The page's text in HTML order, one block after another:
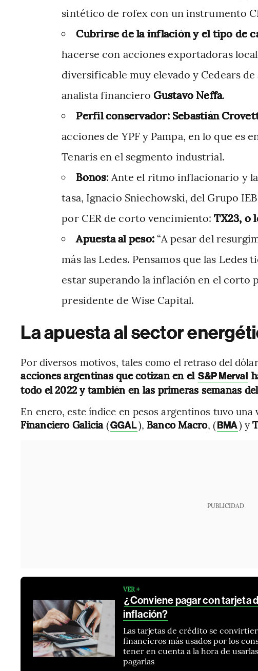
sintético de rofex con un instrumento
Cubrirse de la inflación y el tipo de
hacerse con acciones exportadoras
diversificable muy elevado y Cedears
analista financiero Gustavo Neffa.
Perfil conservador: Sebastián
acciones de YPF y Pampa, en lo que es
Tenaris en el segmento industrial.
Bonos: Ante el ritmo inflacionario y
tasa, Ignacio Sniechowski, del Grupo
por CER de corto vencimiento: TX23, o
Apuesta al peso: “A pesar del
más las Ledes. Pensamos que las Ledes
estar superando la inflación en el corto
presidente de Wise Capital.
La apuesta al sector
Por diversos motivos, tales como el retraso del
acciones argentinas que cotizan en el S&P Merval
todo el 2022 y también en las primeras semanas
En enero, este índice en pesos argentinos tuvo una
Financiero Galicia(GGAL), BancoMacro, (BMA) y
PUBLICIDAD
VER +
¿Conviene pagar con tarjeta
inflación?
Las tarjetas de crédito se
financieros más usados por los
tener en cuenta a la hora de
pagarlas